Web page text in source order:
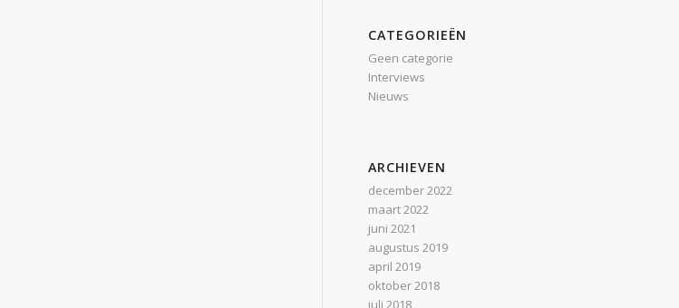
CATEGORIEËN
Geen categorie
Interviews
Nieuws
ARCHIEVEN
december 2022
maart 2022
juni 2021
augustus 2019
april 2019
oktober 2018
juli 2018